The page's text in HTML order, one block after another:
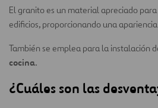
El granito es un material apreciado para
edificios, proporcionando una
También se emplea para la instalación
cocina.
¿Cuáles son las